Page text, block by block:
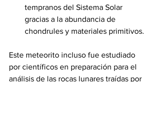
tempranos del Sistema Solar
gracias a la abundancia de
chondrules y materiales primitivos.
Este meteorito incluso fue estudiado
por científicos en preparación para el
análisis de las rocas lunares traídas por